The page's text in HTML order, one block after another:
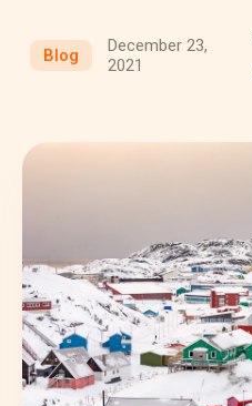
Blog
December 23,
2021